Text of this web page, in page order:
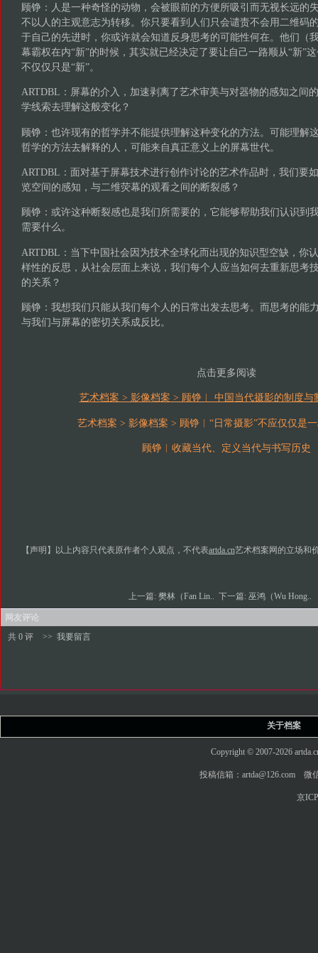
顾铮：人是一种奇怪的动物，会被眼前的方便所吸引而无视长远的
不以人的主观意志为转移。你只要看到人们只会谴责不会用二维码
于自己的先进时，你或许就会知道反身思考的可能性何在。他们（
幕霸权在内“新”的时候，其实就已经决定了要让自己一路顺从“新”
不仅仅只是“新”。
ARTDBL：屏幕的介入，加速剥离了艺术审美与对器物的感知之间
学线索去理解这般变化？
顾铮：也许现有的哲学并不能提供理解这种变化的方法。可能理解
哲学的方法去解释的人，可能来自真正意义上的屏幕世代。
ARTDBL：面对基于屏幕技术进行创作讨论的艺术作品时，我们要
览空间的感知，与二维荧幕的观看之间的断裂感？
顾铮：或许这种断裂感也是我们所需要的，它能够帮助我们认识到
需要什么。
ARTDBL：当下中国社会因为技术全球化而出现的知识型空缺，你
样性的反思，从社会层面上来说，我们每个人应当如何去重新思考
的关系？
顾铮：我想我们只能从我们每个人的日常出发去思考。而思考的能
与我们与屏幕的密切关系成反比。
点击更多阅读
艺术档案 > 影像档案 > 顾铮︱ 中国当代摄影的制度与
艺术档案 > 影像档案 > 顾铮︱“日常摄影”不应仅仅是
顾铮︱收藏当代、定义当代与书写历史
【声明】以上内容只代表原作者个人观点，不代表artda.cn艺术档案网的立场和
上一篇:樊林（Fan Lin.. 下一篇:巫鸿（Wu Hong..
网友评论
共 0 评
>> 我要留言
关于档案
Copyright © 2007-2026
投稿信箱：artda@126.com 微
京